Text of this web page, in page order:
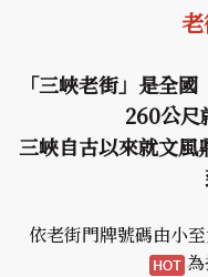
「三峽老街」是全
260公尺
三峽自古以來就文風
依老街門牌號碼由小